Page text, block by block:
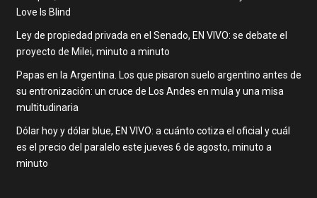
Love Is Blind
Ley de propiedad privada en el Senado, EN VIVO: se debate el
proyecto de Milei, minuto a minuto
Papas en la Argentina. Los que pisaron suelo argentino antes de
su entronización: un cruce de Los Andes en mula y una misa
multitudinaria
Dólar hoy y dólar blue, EN VIVO: a cuánto cotiza el oficial y cuál
es el precio del paralelo este jueves 6 de agosto, minuto a
minuto